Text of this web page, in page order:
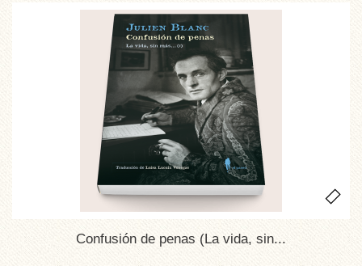
Confusión de penas (La vida, sin...